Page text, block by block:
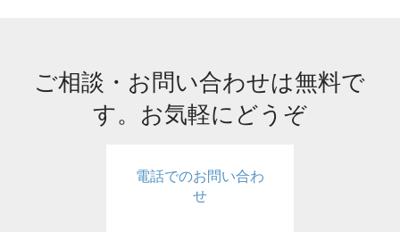
ご相談・お問い合わせは無料で
す。お気軽にどうぞ
電話でのお問い合わ
せ